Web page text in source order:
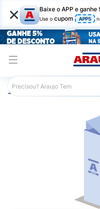
× Baixe o APP e ganhe
Use o cupom APP5
Araujo Saúde e Bem